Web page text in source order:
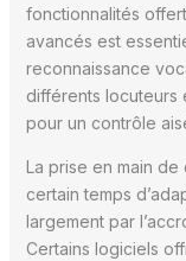
fonctionnalités
avancés est
reconnaissance
différents locuteurs
pour un contrôle
La prise en main
certain temps
largement par
Certains logiciels